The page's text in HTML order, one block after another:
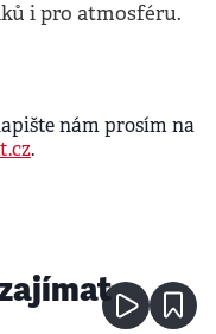
i pro atmosféru.
nám prosím na
.